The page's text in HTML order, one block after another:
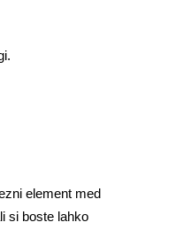
element med
si boste lahko